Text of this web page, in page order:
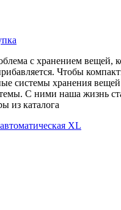
с хранением вещей,
Чтобы
системы хранения
С ними наша жизнь
из каталога
XL